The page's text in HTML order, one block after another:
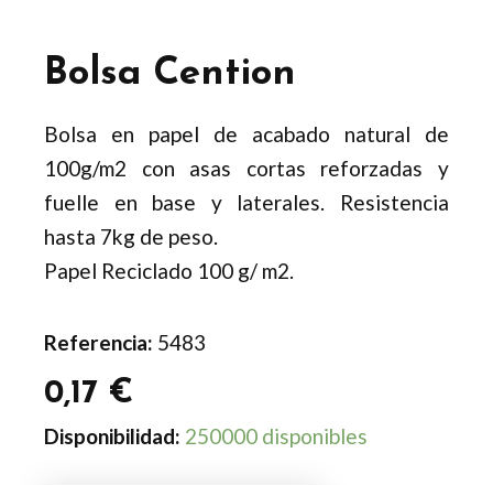
Bolsa Cention
Bolsa en papel de acabado natural de
100g/m2 con asas cortas reforzadas y
fuelle en base y laterales. Resistencia
hasta 7kg de peso.
Papel Reciclado 100 g/ m2.
Referencia: 5483
0,17 €
Disponibilidad: 250000 disponibles
Bolsa